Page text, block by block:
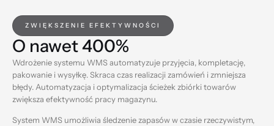
ZWIĘKSZENIE EFEKTYWNOŚCI
O nawet 400%
Wdrożenie systemu WMS automatyzuje przyjęcia, kompletację,
pakowanie i wysyłkę. Skraca czas realizacji zamówień i zmniejsza
błędy. Automatyzacja i optymalizacja ścieżek zbiórki towarów
zwiększa efektywność pracy magazynu.
System WMS umożliwia śledzenie zapasów w czasie rzeczywistym,